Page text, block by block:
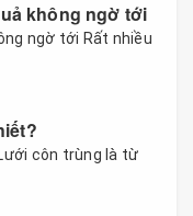
không ngờ tới
ngờ tới Rất nhiều
côn trùng là từ